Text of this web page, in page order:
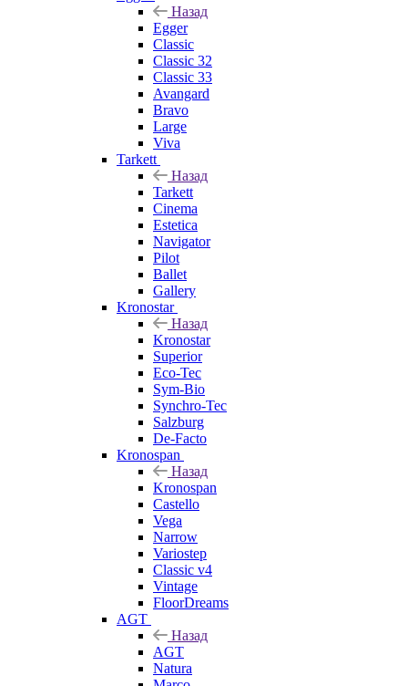
Назад
Egger
Classic
Classic 32
Classic 33
Avangard
Bravo
Large
Viva
Tarkett
Назад
Tarkett
Cinema
Estetica
Navigator
Pilot
Ballet
Gallery
Kronostar
Назад
Kronostar
Superior
Eco-Tec
Sym-Bio
Synchro-Tec
Salzburg
De-Facto
Kronospan
Назад
Kronospan
Castello
Vega
Narrow
Variostep
Classic v4
Vintage
FloorDreams
AGT
Назад
AGT
Natura